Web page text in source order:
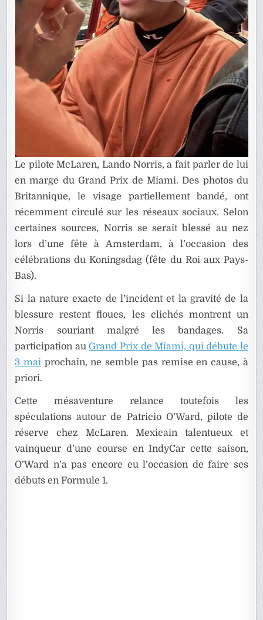
Le pilote McLaren, Lando Norris, a fait parler de lui
en marge du Grand Prix de Miami. Des photos du
Britannique, le visage partiellement bandé, ont
récemment circulé sur les réseaux sociaux. Selon
certaines sources, Norris se serait blessé au nez
lors d’une fête à Amsterdam, à l’occasion des
célébrations duKoningsdag (fête du Roi aux Pays-
Bas).
Si la nature exacte de l’incident et la gravité de la
blessure restent floues, les clichés montrent un
Norris souriant malgré les bandages. Sa
participation auGrand Prix de Miami, qui débute le
3 maiprochain, ne semble pas remise en cause, à
priori.
Cette mésaventure relance toutefois les
spéculations autour de Patricio O’Ward, pilote de
réserve chez McLaren. Mexicain talentueux et
vainqueur d’une course en IndyCar cette saison,
O’Ward n’a pas encore eu l’occasion de faire ses
débuts en Formule 1.